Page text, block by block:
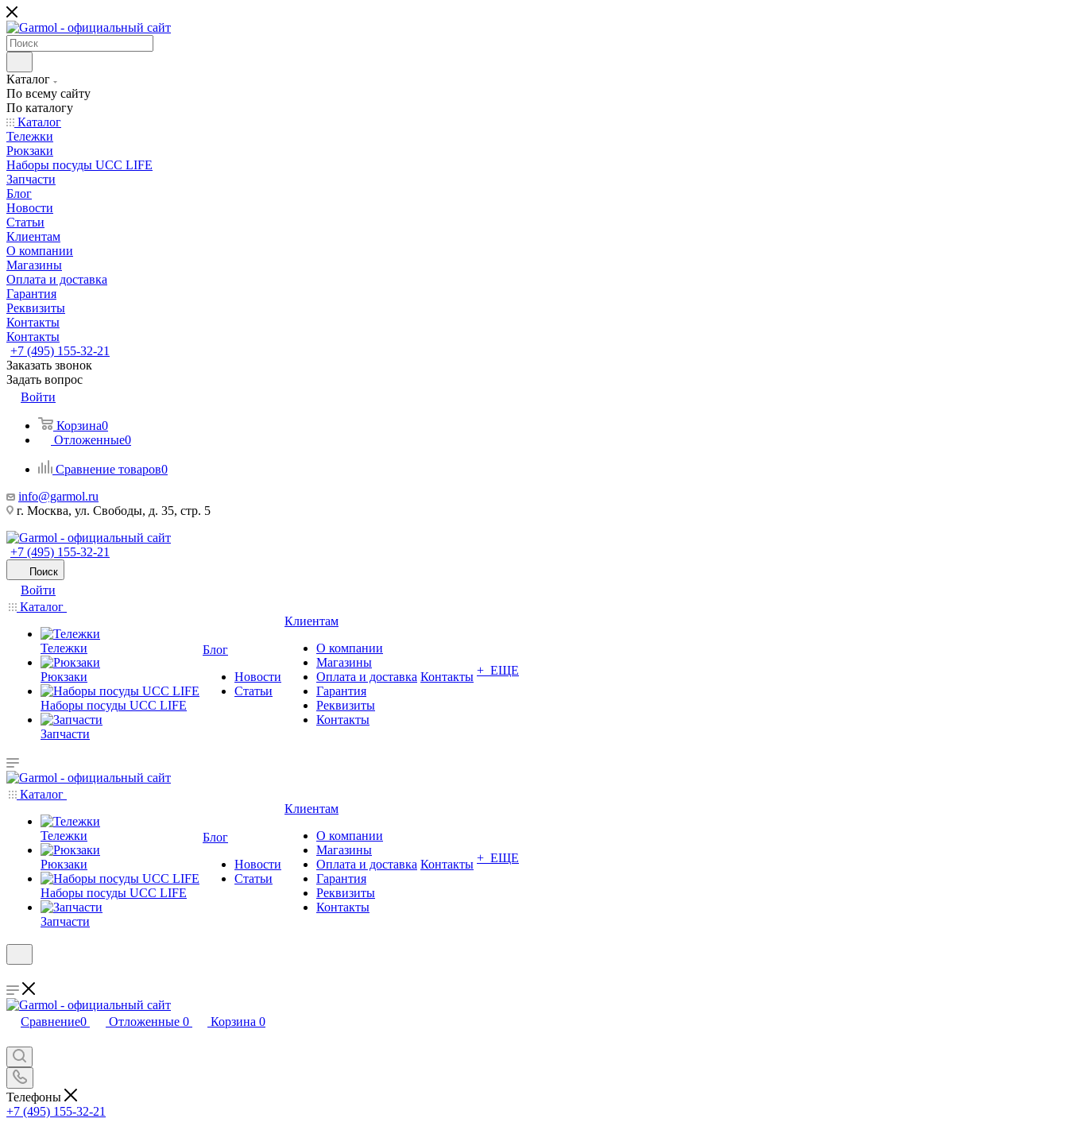
Каталог
По всему сайту
По каталогу
Каталог
Тележки
Рюкзаки
Наборы посуды UCC LIFE
Запчасти
Блог
Новости
Статьи
Клиентам
О компании
Магазины
Оплата и доставка
Гарантия
Реквизиты
Контакты
Контакты
+7 (495) 155-32-21
Заказать звонок
Задать вопрос
Войти
Корзина0
Отложенные0
Сравнение товаров0
info@garmol.ru
г. Москва, ул. Свободы, д. 35, стр. 5
+7 (495) 155-32-21
Поиск
Войти
Каталог
Тележки
Рюкзаки
Наборы посуды UCC LIFE
Запчасти
Блог
Новости
Статьи
Клиентам
О компании
Магазины
Оплата и доставка
Гарантия
Реквизиты
Контакты
Контакты + ЕЩЕ
Каталог
Тележки
Рюкзаки
Наборы посуды UCC LIFE
Запчасти
Блог
Новости
Статьи
Клиентам
О компании
Магазины
Оплата и доставка
Гарантия
Реквизиты
Контакты
Контакты + ЕЩЕ
Сравнение0 Отложенные 0 Корзина 0
Телефоны
+7 (495) 155-32-21